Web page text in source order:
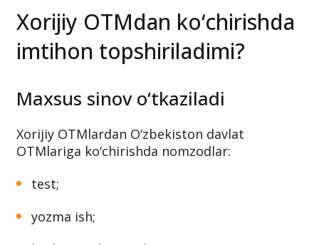
Xorijiy OTMdan ko‘chirishda
imtihon topshiriladimi?
Maxsus sinov o‘tkaziladi
Xorijiy OTMlardan O‘zbekiston davlat
OTMlariga ko‘chirishda nomzodlar:
test;
yozma ish;